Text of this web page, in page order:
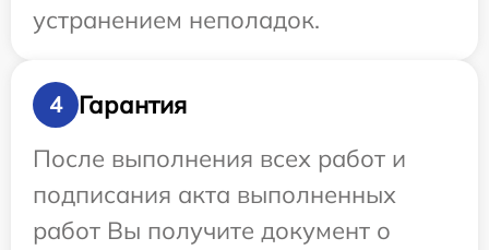
устранением неполадок.
4
Гарантия
После выполнения всех работ и
подписания акта выполненных
работ Вы получите документ о